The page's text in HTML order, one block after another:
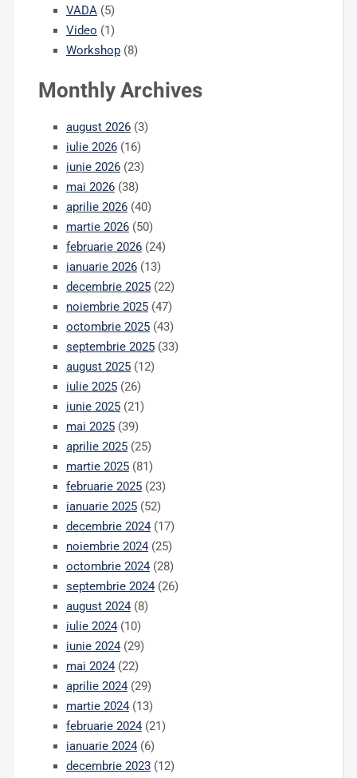
VADA(5)
Video (1)
Workshop(8)
Monthly Archives
august 2026(3)
iulie 2026(16)
iunie 2026(23)
mai 2026(38)
aprilie 2026(40)
martie 2026(50)
februarie 2026(24)
ianuarie 2026(13)
decembrie 2025(22)
noiembrie 2025(47)
octombrie 2025(43)
septembrie 2025(33)
august 2025(12)
iulie 2025(26)
iunie 2025(21)
mai 2025(39)
aprilie 2025(25)
martie 2025(81)
februarie 2025(23)
ianuarie 2025(52)
decembrie 2024(17)
noiembrie 2024(25)
octombrie 2024(28)
septembrie 2024(26)
august 2024(8)
iulie 2024(10)
iunie 2024(29)
mai 2024(22)
aprilie 2024(29)
martie 2024(13)
februarie 2024(21)
ianuarie 2024(6)
decembrie 2023(12)